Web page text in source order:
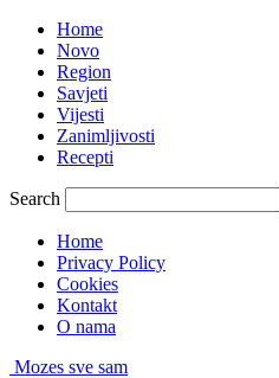
Home
Novo
Region
Savjeti
Vijesti
Zanimljivosti
Recepti
Search
Home
Privacy Policy
Cookies
Kontakt
O nama
Mozes sve sam